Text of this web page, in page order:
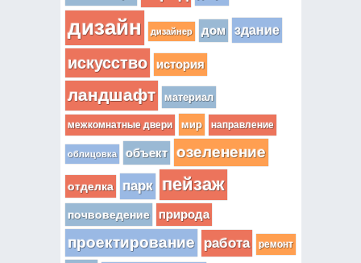
дизайн дизайнер дом здание
искусство история
ландшафт материал
межкомнатные двери мир направление
облицовка объект озеленение
отделка парк пейзаж
почвоведение природа
проектирование работа ремонт